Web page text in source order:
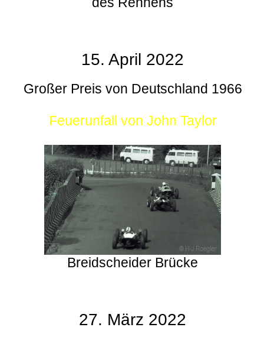
15. April 2022
Großer Preis von Deutschland 1966
Feuerunfall von John Taylor
Breidscheider Brücke
27. März 2022